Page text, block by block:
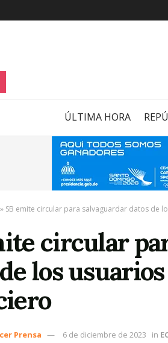
ÚLTIMA HORA
» SB emite circular para salvaguardar datos de
circular
los
Prensa 6 de diciembre de 2023 in